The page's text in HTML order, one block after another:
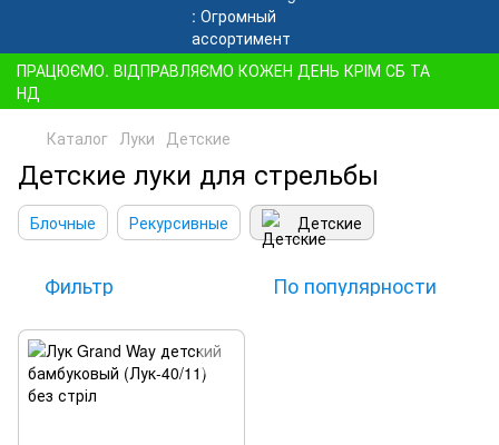
ПРАЦЮЄМО. ВІДПРАВЛЯЄМО КОЖЕН ДЕНЬ КРІМ СБ ТА
НД
Каталог Луки Детские
Детские луки для стрельбы
Блочные Рекурсивные Детские
Фильтр По популярности